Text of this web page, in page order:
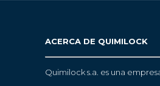
ACERCA DE QUIMILOCK
Quimilock s.a. es una